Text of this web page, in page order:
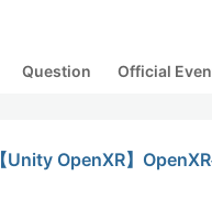
Question Official
【Unity OpenXR】